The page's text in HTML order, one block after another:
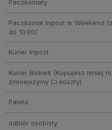
Paczkomaty
Paczkomat Inpost w Weekend /
do 10:00/
Kurier Inpost
Kurier Biskwit(Kupujesz mniej
zmniejszymy Ci koszty)
Paleta
odbiór osobisty